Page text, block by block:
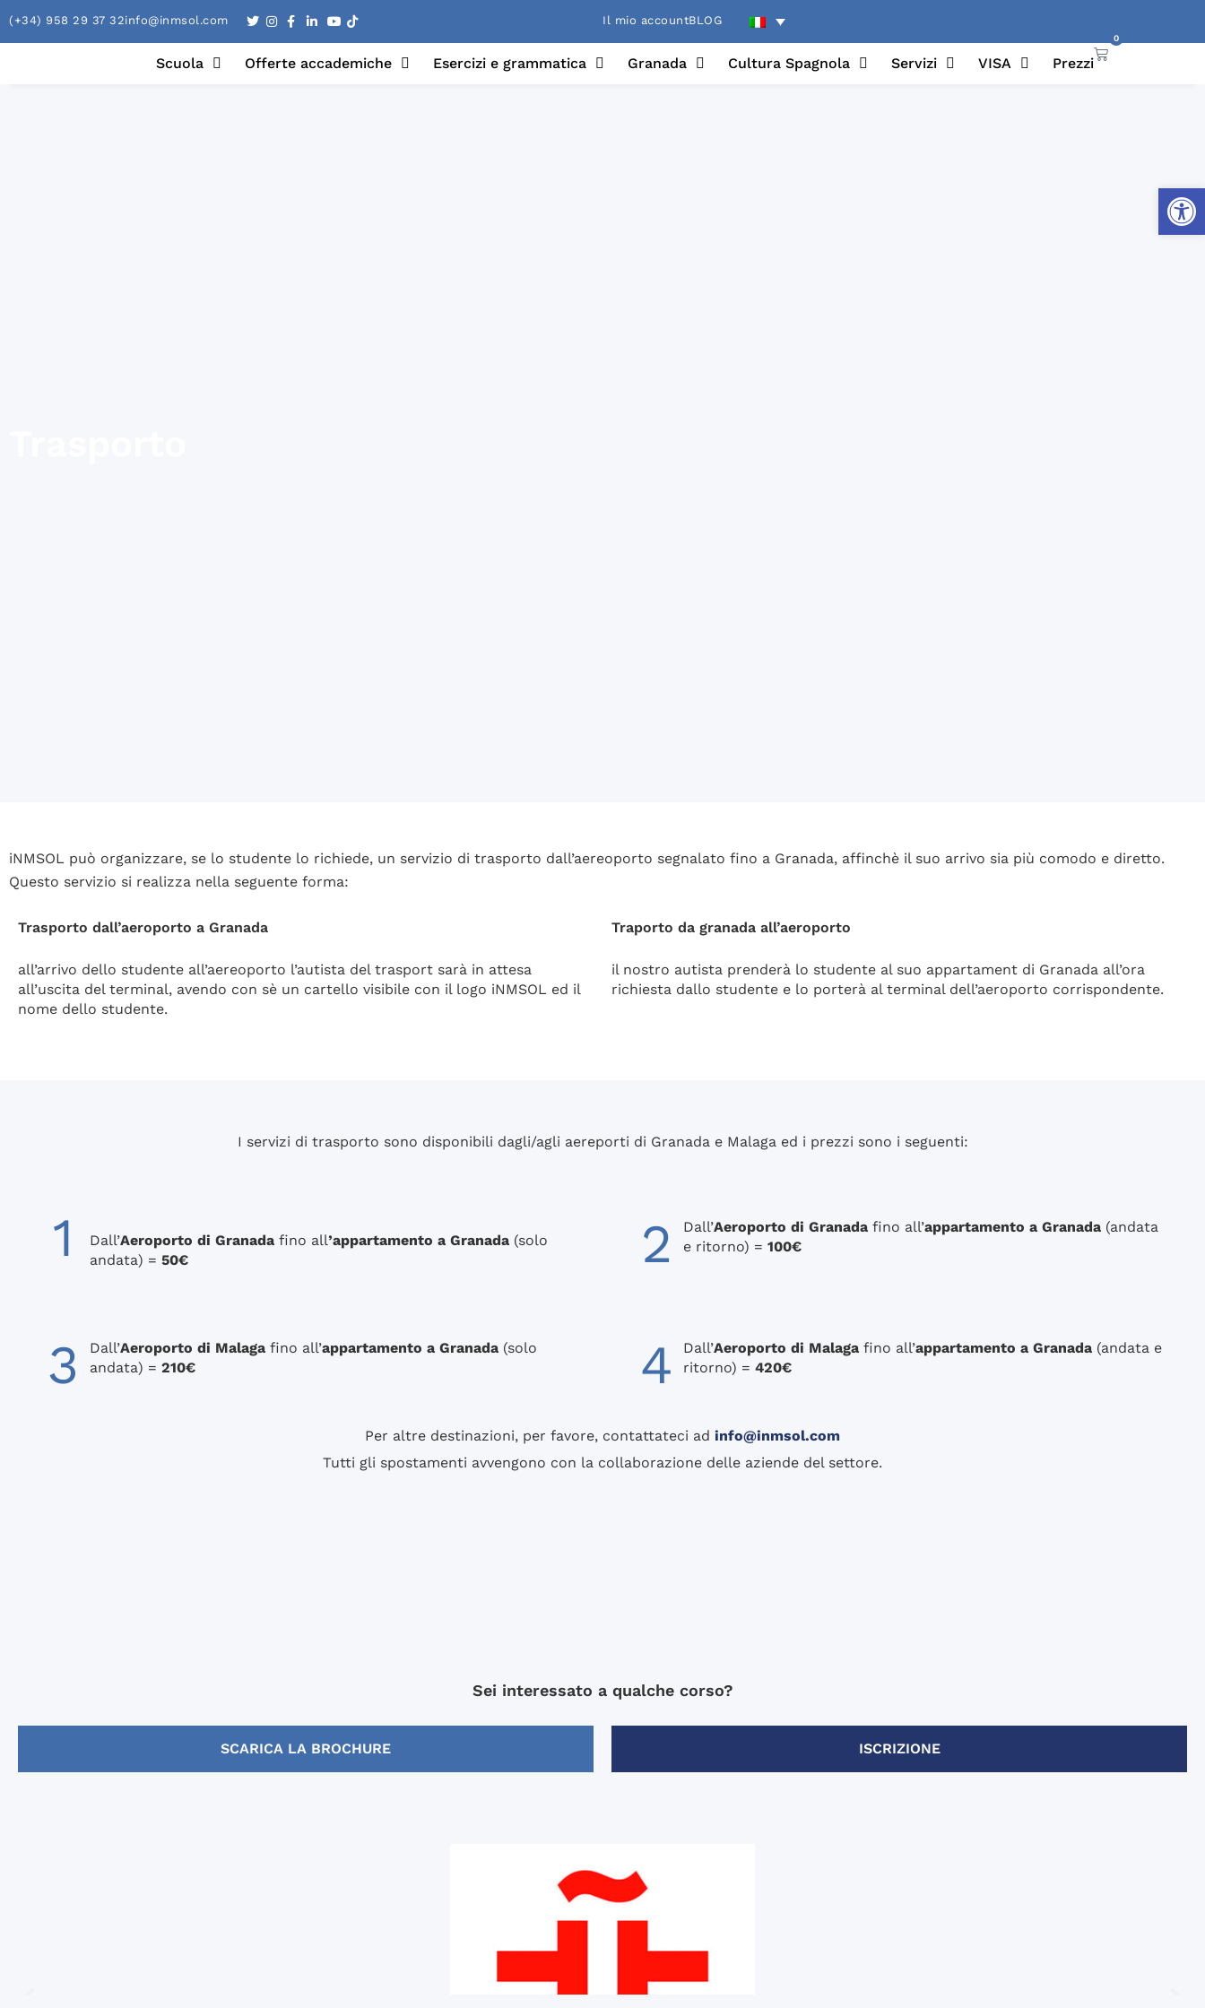
Apri
(+34) 958 29 37 32info@inmsol.com Il mio accountBLOG
Scuola Offerte accademiche Esercizi e grammatica Granada Cultura Spagnola Servizi VISA Prezzi
0
iNMSOL può organizzare, se lo studente lo richiede, un servizio di trasporto dall’aereoporto segnalato fino a Granada, affinchè il suo arrivo sia più comodo e diretto.
Questo servizio si realizza nella seguente forma:
Trasporto dall’aeroporto a Granada
all’arrivo dello studente all’aereoporto l’autista del trasport sarà in attesa
all’uscita del terminal, avendo con sè un cartello visibile con il logo iNMSOL ed il
nome dello studente.
Traporto da granada all’aeroporto
il nostro autista prenderà lo studente al suo appartament di Granada all’ora
richiesta dallo studente e lo porterà al terminal dell’aeroporto corrispondente.
I servizi di trasporto sono disponibili dagli/agli aereporti di Granada e Malaga ed i prezzi sono i seguenti:
1 Dall’Aeroporto di Granada fino all’appartamento a Granada (solo
andata) = 50€ 2 Dall’Aeroporto di Granada fino all’appartamento a Granada (andata
e ritorno) = 100€
3 Dall’Aeroporto di Malaga fino all’appartamento a Granada (solo
andata) = 210€ 4 Dall’Aeroporto di Malaga fino all’appartamento a Granada (andata e
ritorno) = 420€
Per altre destinazioni, per favore, contattateci ad info@inmsol.com
Tutti gli spostamenti avvengono con la collaborazione delle aziende del settore.
Sei interessato a qualche corso?
SCARICA LA BROCHURE ISCRIZIONE